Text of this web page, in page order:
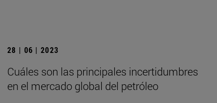
28 | 06 | 2023
Cuáles son las principales incertidumbres
en el mercado global del petróleo